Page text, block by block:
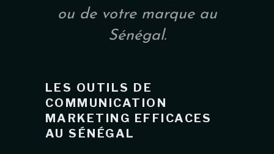
ou de votre marque au
Sénégal.
LES OUTILS DE
COMMUNICATION
MARKETING EFFICACES
AU SÉNÉGAL